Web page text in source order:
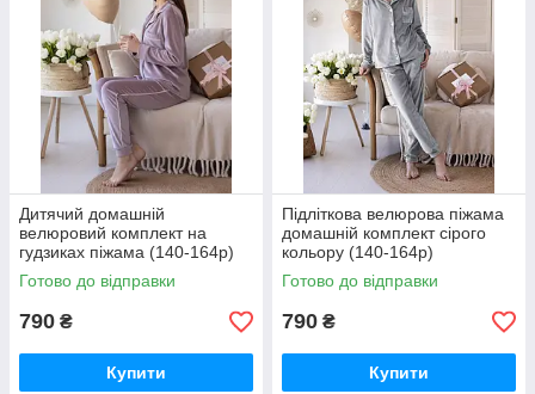
Дитячий домашній
велюровий комплект на
гудзиках піжама (140-164р)
Готово до відправки
790 ₴
Купити
Підліткова велюрова піжама
домашній комплект сірого
кольору (140-164р)
Готово до відправки
790 ₴
Купити